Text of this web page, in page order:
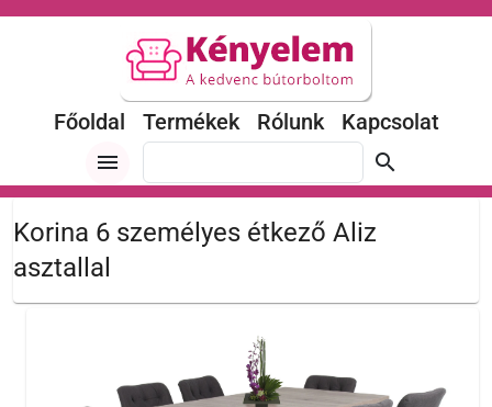
Főoldal Termékek Rólunk
Kapcsolat
menu
search
Korina 6 személyes étkező Aliz
asztallal